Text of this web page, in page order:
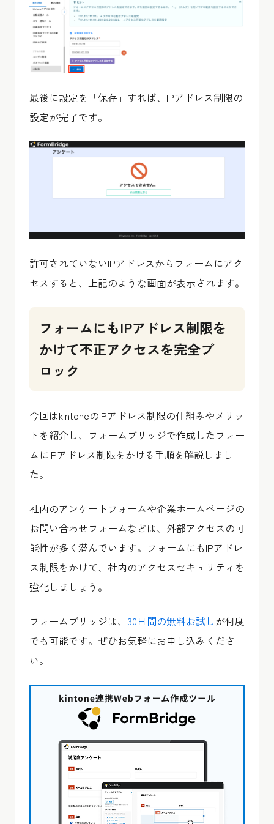
最後に設定を「保存」すれば、IPアドレス制限の
設定が完了です。
許可されていないIPアドレスからフォームにアク
セスすると、上記のような画面が表示されます。
フォームにもIPアドレス制限を
かけて不正アクセスを完全ブ
ロック
今回はkintoneのIPアドレス制限の仕組みやメリッ
トを紹介し、フォームブリッジで作成したフォー
ムにIPアドレス制限をかける手順を解説しまし
た。
社内のアンケートフォームや企業ホームページの
お問い合わせフォームなどは、外部アクセスの可
能性が多く潜んでいます。フォームにもIPアドレ
ス制限をかけて、社内のアクセスセキュリティを
強化しましょう。
フォームブリッジは、 30日間の無料お試し が何度
でも可能です。ぜひお気軽にお申し込みくださ
い。